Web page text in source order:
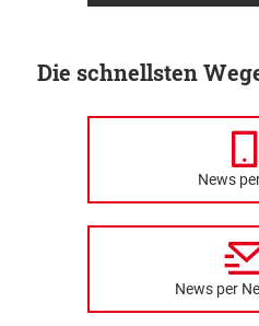
Die schnellsten
News
News per